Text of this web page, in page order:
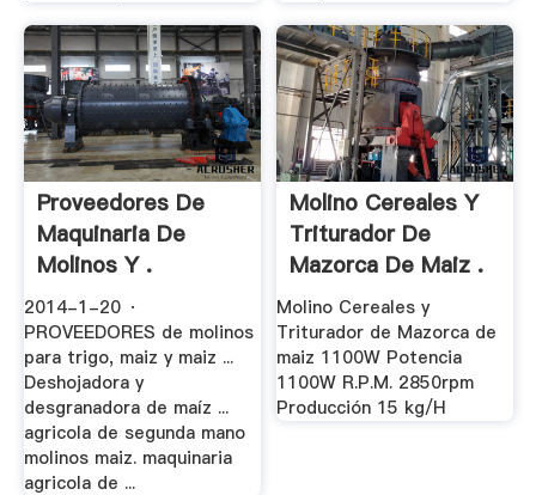
Proveedores De
Maquinaria De
Molinos Y .
2014-1-20 ·
PROVEEDORES de molinos
para trigo, maiz y maiz ...
Deshojadora y
desgranadora de maíz ...
agricola de segunda mano
molinos maiz. maquinaria
agricola de ...
Molino Cereales Y
Triturador De
Mazorca De Maiz .
Molino Cereales y
Triturador de Mazorca de
maiz 1100W Potencia
1100W R.P.M. 2850rpm
Producción 15 kg/H